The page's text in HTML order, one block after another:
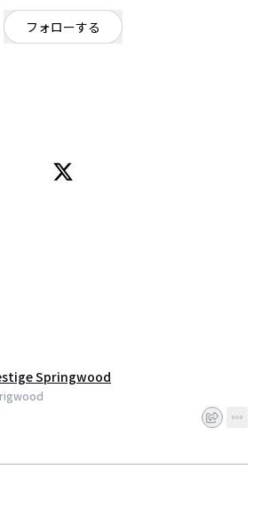
フォローする
it feels like a good place to stay long time.
Springwood